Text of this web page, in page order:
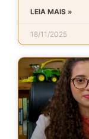
LEIA MAIS »
18/11/2025